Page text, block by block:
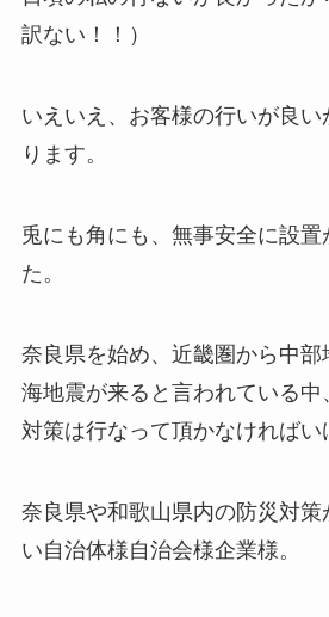
訳ない！！）
いえいえ、お客様の行いが良
ります。
兎にも角にも、無事安全に設置
た。
奈良県を始め、近畿圏から中
海地震が来ると言われている中
対策は行なって頂かなければい
奈良県や和歌山県内の防災対策
い自治体様自治会様企業様。